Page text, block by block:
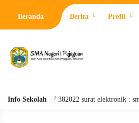
Beranda Berita Profil
Info Sekolah
0287 382022 surat elektronik :